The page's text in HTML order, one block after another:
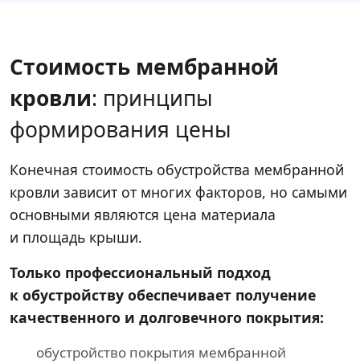
Стоимость мембранной
кровли: принципы
формирования цены
Конечная стоимость обустройства мембранной
кровли зависит от многих факторов, но самыми
основными являются цена материала
и площадь крыши.
Только профессиональный подход
к обустройству обеспечивает получение
качественного и долговечного покрытия:
обустройство покрытия мембранной